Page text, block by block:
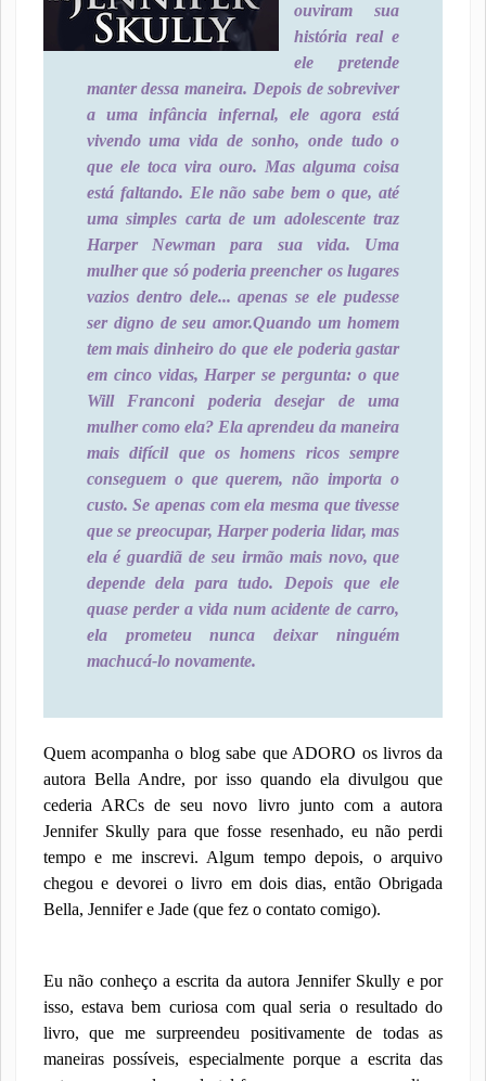
ouviram sua
história real e
ele pretende
manter dessa maneira. Depois de sobreviver
a uma infância infernal, ele agora está
vivendo uma vida de sonho, onde tudo o
que ele toca vira ouro. Mas alguma coisa
está faltando. Ele não sabe bem o que, até
uma simples carta de um adolescente traz
Harper Newman para sua vida. Uma
mulher que só poderia preencher os lugares
vazios dentro dele... apenas se ele pudesse
ser digno de seu amor.Quando um homem
tem mais dinheiro do que ele poderia gastar
em cinco vidas, Harper se pergunta: o que
Will Franconi poderia desejar de uma
mulher como ela? Ela aprendeu da maneira
mais difícil que os homens ricos sempre
conseguem o que querem, não importa o
custo. Se apenas com ela mesma que tivesse
que se preocupar, Harper poderia lidar, mas
ela é guardiã de seu irmão mais novo, que
depende dela para tudo. Depois que ele
quase perder a vida num acidente de carro,
ela prometeu nunca deixar ninguém
machucá-lo novamente.
Quem acompanha o blog sabe que ADORO os livros da
autora Bella Andre, por isso quando ela divulgou que
cederia ARCs de seu novo livro junto com a autora
Jennifer Skully para que fosse resenhado, eu não perdi
tempo e me inscrevi. Algum tempo depois, o arquivo
chegou e devorei o livro em dois dias, então Obrigada
Bella, Jennifer e Jade (que fez o contato comigo).
Eu não conheço a escrita da autora Jennifer Skully e por
isso, estava bem curiosa com qual seria o resultado do
livro, que me surpreendeu positivamente de todas as
maneiras possíveis, especialmente porque a escrita das